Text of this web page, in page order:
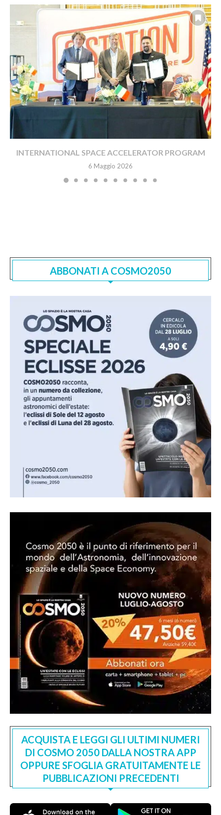
INTERNATIONAL SPACE ACCELERATOR PROGRAM
6 Maggio 2026
ABBONATI A COSMO2050
ACQUISTA E LEGGI GLI ULTIMI NUMERI
DI COSMO 2050 DALLA NOSTRA APP
OPPURE SFOGLIA GRATUITAMENTE LE
PUBBLICAZIONI PRECEDENTI